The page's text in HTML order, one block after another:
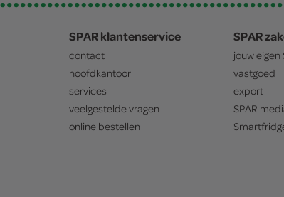
SPAR klantenservice
contact
hoofdkantoor
services
veelgestelde vragen
online bestellen
SPAR
jouw eigen
vastgoed
export
SPAR